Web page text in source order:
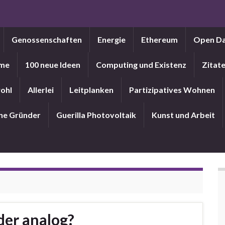
Genossenschaften Energie Ethereum Open
100 neue Ideen Computing und Existenz Zitate
Allerlei Leitplanken Partizipatives Wohnen
Gründer Guerilla Photovoltaik Kunst und Arbeit
analog?